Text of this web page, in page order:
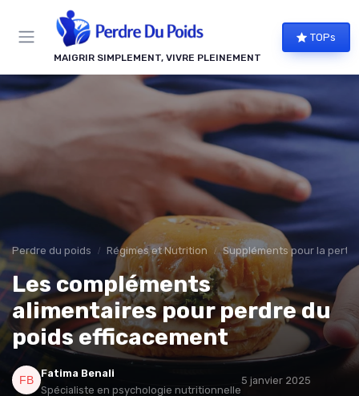
MAIGRIR SIMPLEMENT, VIVRE PLEINEMENT
TOPs
Perdre du poids Régimes et Nutrition Suppléments pour la perte
Les compléments
alimentaires pour perdre du
poids efficacement
Fatima Benali
Spécialiste en psychologie nutritionnelle
5 janvier 2025
Panneau de gestion des cookies